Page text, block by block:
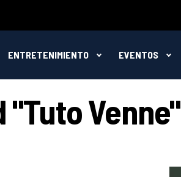
ENTRETENIMIENTO EVENTOS
"Tuto Venne"